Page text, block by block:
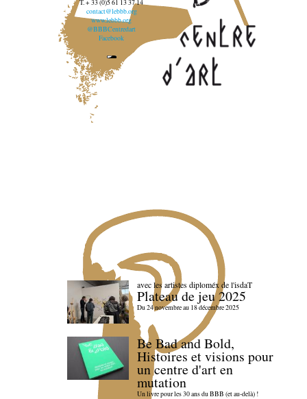
T. + 33 (0)5 61 13 37 14
contact@lebbb.org
www.lebbb.org
@BBBCentredart
Facebook
avec les artistes diploméx de l'isdaT
Plateau de jeu 2025
Du 24 novembre au 18 décembre 2025
Be Bad and Bold,
Histoires et visions pour
un centre d'art en
mutation
Un livre pour les 30 ans du BBB (et au-delà) !